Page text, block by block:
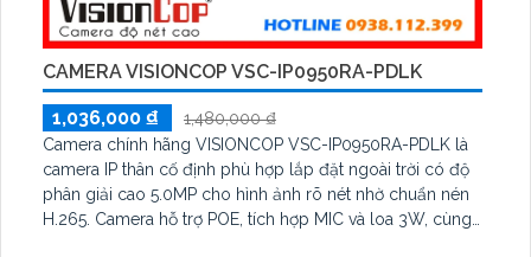
CAMERA VISIONCOP VSC-IP0950RA-PDLK
1,036,000 ₫
1,480,000 ₫
Camera chính hãng VISIONCOP VSC-IP0950RA-PDLK là
camera IP thân cố định phù hợp lắp đặt ngoài trời có độ
phân giải cao 5.0MP cho hình ảnh rõ nét nhờ chuẩn nén
H.265. Camera hỗ trợ POE, tích hợp MIC và loa 3W, cùng